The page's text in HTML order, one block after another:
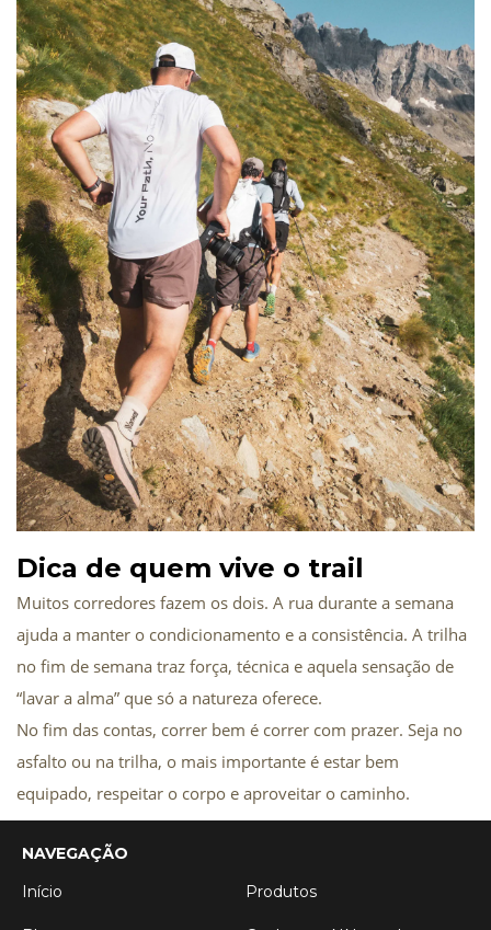
Dica de quem vive o trail
Muitos corredores fazem os dois. A rua durante a semana
ajuda a manter o condicionamento e a consistência. A trilha
no fim de semana traz força, técnica e aquela sensação de
“lavar a alma” que só a natureza oferece.
No fim das contas, correr bem é correr com prazer. Seja no
asfalto ou na trilha, o mais importante é estar bem
equipado, respeitar o corpo e aproveitar o caminho.
NAVEGAÇÃO
Início
Produtos